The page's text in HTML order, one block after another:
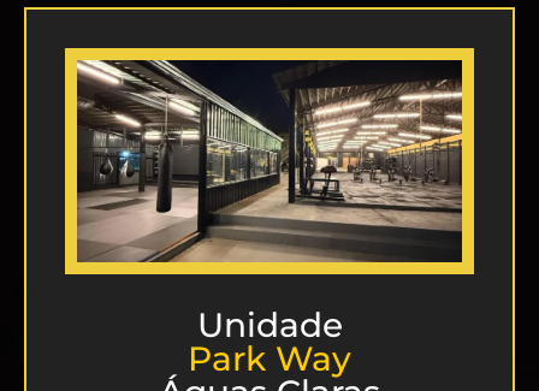
Unidade
Park Way